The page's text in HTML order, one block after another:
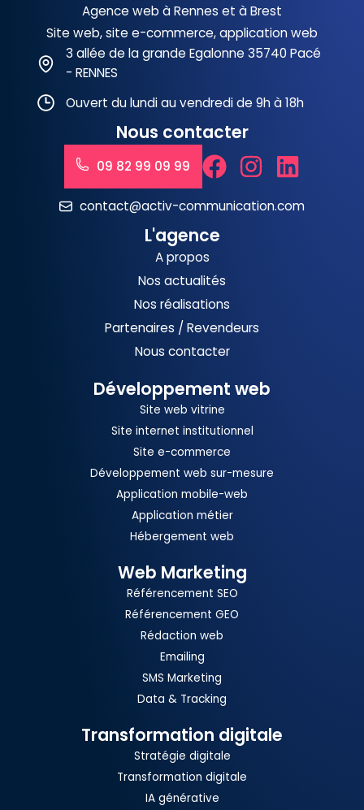
Agence web à Rennes et à Brest
Site web, site e-commerce, application web
3 allée de la grande Egalonne 35740 Pacé
- RENNES
Ouvert du lundi au vendredi de 9h à 18h
Nous contacter
09 82 99 09 99
contact@activ-communication.com
L'agence
A propos
Nos actualités
Nos réalisations
Partenaires / Revendeurs
Nous contacter
Développement web
Site web vitrine
Site internet institutionnel
Site e-commerce
Développement web sur-mesure
Application mobile-web
Application métier
Hébergement web
Web Marketing
Référencement SEO
Référencement GEO
Rédaction web
Emailing
SMS Marketing
Data & Tracking
Transformation digitale
Stratégie digitale
Transformation digitale
IA générative